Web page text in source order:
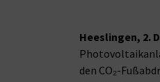
Heeslingen, 2.
den CO₂-